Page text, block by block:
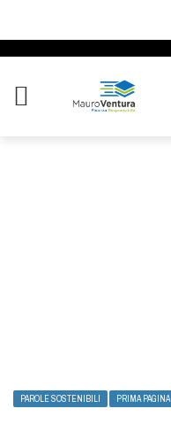
PAROLE SOSTENIBILI PRIMA PAGINA